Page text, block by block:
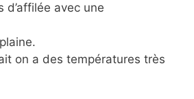
d’affilée avec une
on a des températures très